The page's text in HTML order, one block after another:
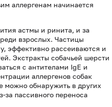
аллергенам начинается
астмы и ринита, и за
взрослых. Частицы
эффективно рассеиваются и
Экстракты собачьей шерсти
с антителами IgE и
аллергенов собак
можно обнаружить в других
за пассивного переноса